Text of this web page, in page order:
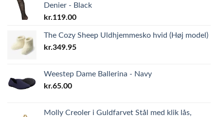
Denier - Black
kr.119.00
The Cozy Sheep Uldhjemmesko hvid (Høj model)
kr.349.95
Weestep Dame Ballerina - Navy
kr.65.00
Molly Creoler i Guldfarvet Stål med klik lås,